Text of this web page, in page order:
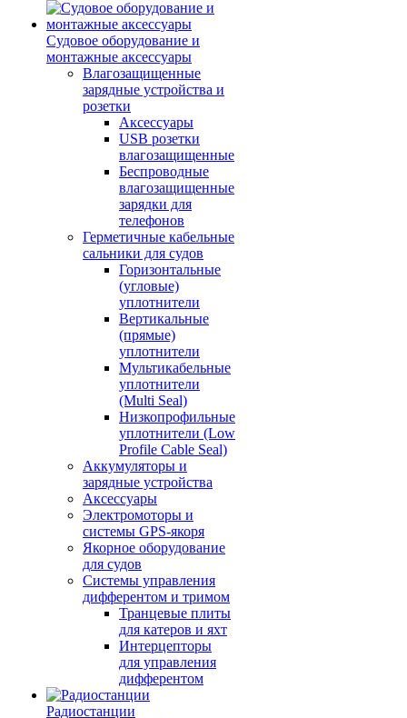
Судовое оборудование и
монтажные аксессуары
Влагозащищенные
зарядные устройства и
розетки
Аксессуары
USB розетки
влагозащищенные
Беспроводные
влагозащищенные
зарядки для
телефонов
Герметичные кабельные
сальники для судов
Горизонтальные
(угловые)
уплотнители
Вертикальные
(прямые)
уплотнители
Мультикабельные
уплотнители
(Multi Seal)
Низкопрофильные
уплотнители (Low
Profile Cable Seal)
Аккумуляторы и
зарядные устройства
Аксессуары
Электромоторы и
системы GPS-якоря
Якорное оборудование
для судов
Системы управления
дифферентом и тримом
Транцевые плиты
для катеров и яхт
Интерцепторы
для управления
дифферентом
Радиостанции